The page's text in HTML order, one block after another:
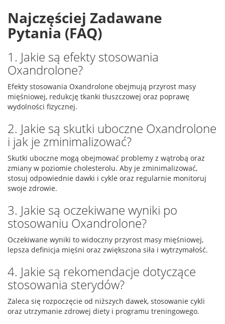
Najczęściej Zadawane
Pytania (FAQ)
1. Jakie są efekty stosowania
Oxandrolone?
Efekty stosowania Oxandrolone obejmują przyrost masy
mięśniowej, redukcję tkanki tłuszczowej oraz poprawę
wydolności fizycznej.
2. Jakie są skutki uboczne Oxandrolone
i jak je zminimalizować?
Skutki uboczne mogą obejmować problemy z wątrobą oraz
zmiany w poziomie cholesterolu. Aby je zminimalizować,
stosuj odpowiednie dawki i cykle oraz regularnie monitoruj
swoje zdrowie.
3. Jakie są oczekiwane wyniki po
stosowaniu Oxandrolone?
Oczekiwane wyniki to widoczny przyrost masy mięśniowej,
lepsza definicja mięśni oraz zwiększona siła i wytrzymałość.
4. Jakie są rekomendacje dotyczące
stosowania sterydów?
Zaleca się rozpoczęcie od niższych dawek, stosowanie cykli
oraz utrzymanie zdrowej diety i programu treningowego.